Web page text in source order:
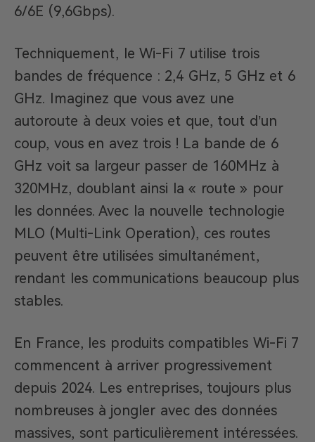
6/6E (9,6Gbps).
Techniquement, le Wi-Fi 7 utilise trois
bandes de fréquence : 2,4 GHz, 5 GHz et 6
GHz. Imaginez que vous avez une
autoroute à deux voies et que, tout d’un
coup, vous en avez trois ! La bande de 6
GHz voit sa largeur passer de 160MHz à
320MHz, doublant ainsi la « route » pour
les données. Avec la nouvelle technologie
MLO (Multi-Link Operation), ces routes
peuvent être utilisées simultanément,
rendant les communications beaucoup plus
stables.
En France, les produits compatibles Wi-Fi 7
commencent à arriver progressivement
depuis 2024. Les entreprises, toujours plus
nombreuses à jongler avec des données
massives, sont particulièrement intéressées.